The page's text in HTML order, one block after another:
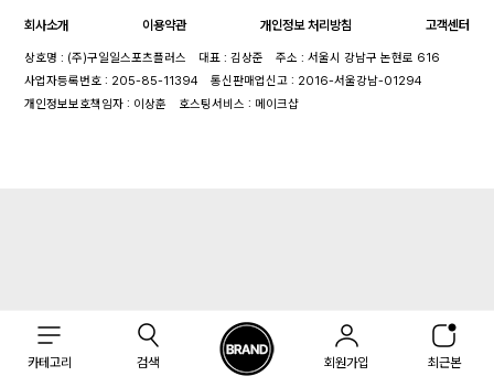
카테고리 검색 회원가입 최근본
회사소개 이용약관 개인정보 처리방침 고객센터
상호명 : (주)구일일스포츠플러스 대표 : 김상준
주소 : 서울시 강남구 논현로 616
사업자등록번호 : 205-85-11394
통신판매업신고 : 2016-서울강남-01294
개인정보보호책임자 : 이상훈
호스팅서비스 : 메이크샵